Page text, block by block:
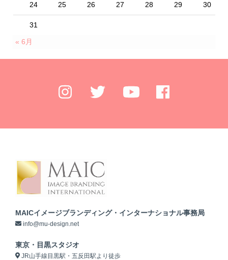
24 25 26 27 28 29 30
31
« 6月
MAICイメージブランディング・インターナショナル事務局
info@mu-design.net
東京・目黒スタジオ
JR山手線目黒駅・五反田駅より徒歩